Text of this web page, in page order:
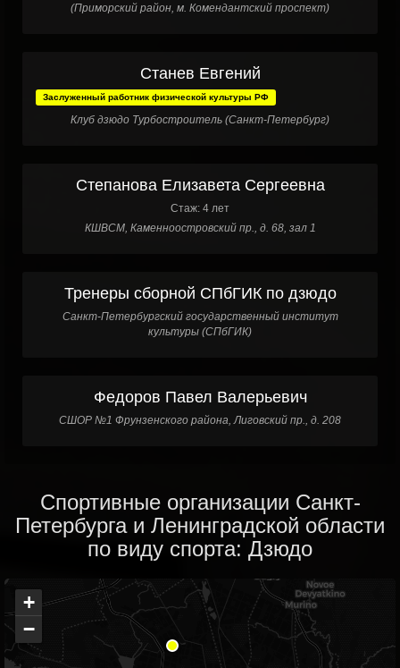
(Приморский район, м. Комендантский проспект)
Станев Евгений
Заслуженный работник физической культуры РФ
Клуб дзюдо Турбостроитель (Санкт-Петербург)
Степанова Елизавета Сергеевна
Стаж: 4 лет
КШВСМ, Каменноостровский пр., д. 68, зал 1
Тренеры сборной СПбГИК по дзюдо
Санкт-Петербургский государственный институт
культуры (СПбГИК)
Федоров Павел Валерьевич
СШОР №1 Фрунзенского района, Лиговский пр., д. 208
Спортивные организации Санкт-
Петербурга и Ленинградской области
по виду спорта: Дзюдо
+
−